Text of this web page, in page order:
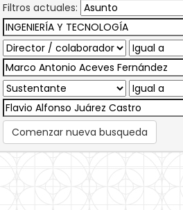
Filtros actuales:
Comenzar nueva busqueda